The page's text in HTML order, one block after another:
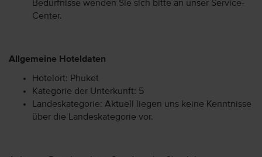
Bedürfnisse wenden Sie sich bitte an unser Service-
Center.
Allgemeine Hoteldaten
Hotelort: Phuket
Kategorie der Unterkunft: 5
Landeskategorie: Aktuell liegen uns keine Kenntnisse
über die Landeskategorie vor.